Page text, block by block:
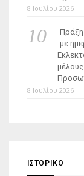
8 Ιουλίου 2026
Πράξη
με
8 Ιουλίου 2026
ΙΣΤΟΡΙΚΌ